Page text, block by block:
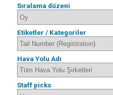
Sıralama düzeni
Etiketler / Kategoriler
Hava Yolu Adı
Staff picks